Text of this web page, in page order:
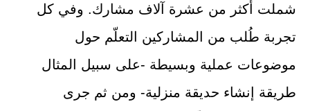
شملت أكثر من عشرة آلاف مشارك. وفي كل
تجربة طُلب من المشاركين التعلّم حول
موضوعات عملية وبسيطة -على سبيل المثال
طريقة إنشاء حديقة منزلية- ومن ثم جرى